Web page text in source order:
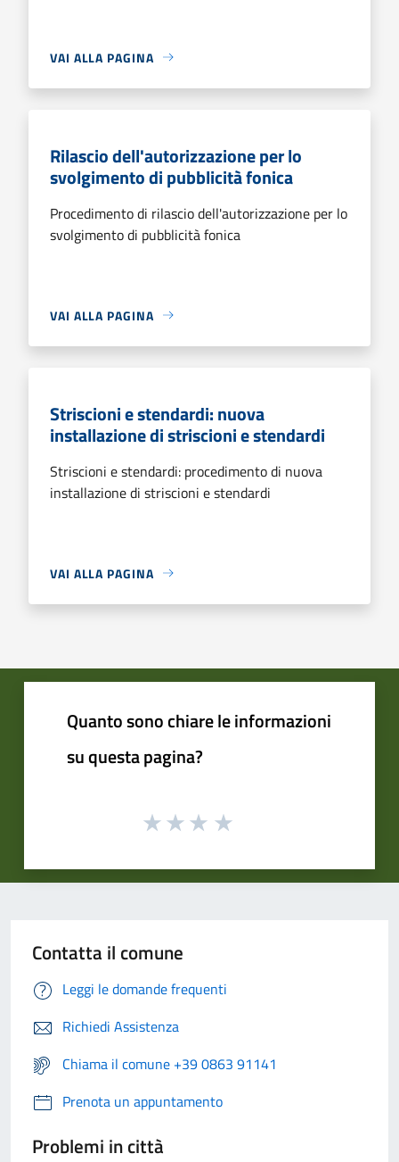
VAI ALLA PAGINA
Rilascio dell'autorizzazione per lo
svolgimento di pubblicità fonica
Procedimento di rilascio dell'autorizzazione per lo
svolgimento di pubblicità fonica
VAI ALLA PAGINA
Striscioni e stendardi: nuova
installazione di striscioni e stendardi
Striscioni e stendardi: procedimento di nuova
installazione di striscioni e stendardi
VAI ALLA PAGINA
Quanto sono chiare le informazioni
su questa pagina?
Contatta il comune
Leggi le domande frequenti
Richiedi Assistenza
Chiama il comune +39 0863 91141
Prenota un appuntamento
Problemi in città